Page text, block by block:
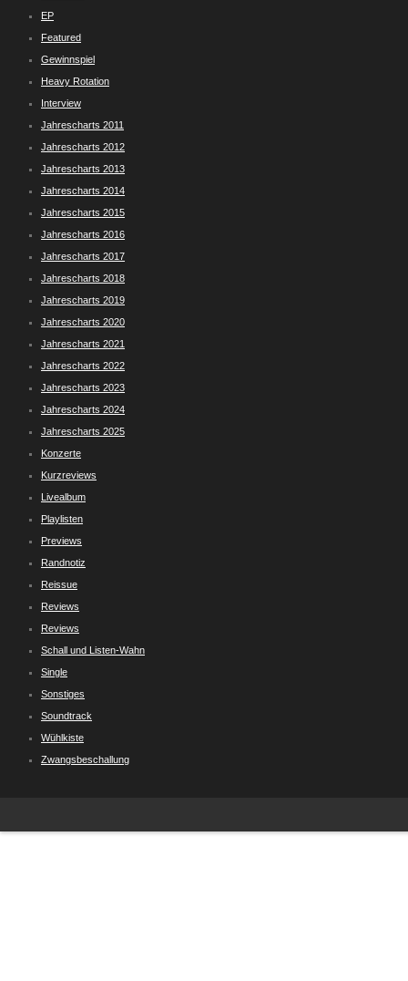
EP
Featured
Gewinnspiel
Heavy Rotation
Interview
Jahrescharts 2011
Jahrescharts 2012
Jahrescharts 2013
Jahrescharts 2014
Jahrescharts 2015
Jahrescharts 2016
Jahrescharts 2017
Jahrescharts 2018
Jahrescharts 2019
Jahrescharts 2020
Jahrescharts 2021
Jahrescharts 2022
Jahrescharts 2023
Jahrescharts 2024
Jahrescharts 2025
Konzerte
Kurzreviews
Livealbum
Playlisten
Previews
Randnotiz
Reissue
Reviews
Reviews
Schall und Listen-Wahn
Single
Sonstiges
Soundtrack
Wühlkiste
Zwangsbeschallung